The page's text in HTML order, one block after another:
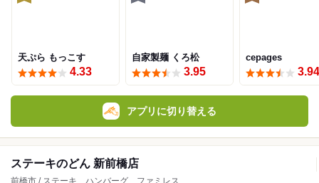
天ぷら もっこす
4.33
自家製麺 くろ松
3.95
cepages
3.94
アプリに切り替える
ステーキのどん 新前橋店